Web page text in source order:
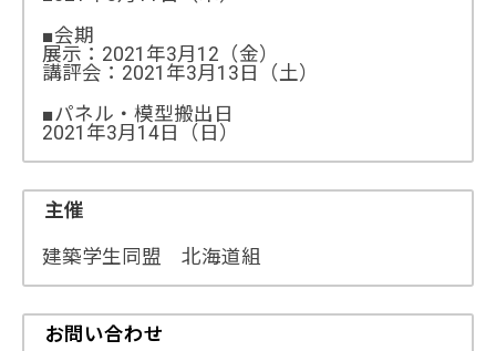
■会期
展示：2021年3月12（金）
講評会：2021年3月13日（土）
■パネル・模型搬出日
2021年3月14日（日）
主催
建築学生同盟 北海道組
お問い合わせ